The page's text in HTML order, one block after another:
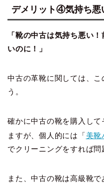
デメリット④気持ち悪
「靴の中古は気持ち悪い
いのに！」
中古の革靴に関しては、こ
う。
確かに中古の靴を購入し
ますが、個人的には「美靴
でクリーニングをすれば問
また、中古の靴は高級靴